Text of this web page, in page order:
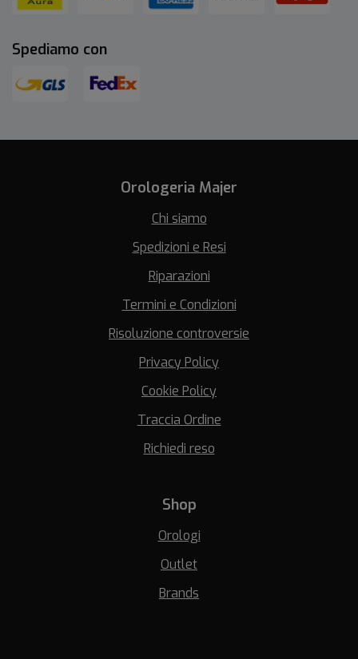
Spediamo con
Orologeria Majer
Chi siamo
Spedizioni e Resi
Riparazioni
Termini e Condizioni
Risoluzione controversie
Privacy Policy
Cookie Policy
Traccia Ordine
Richiedi reso
Shop
Orologi
Outlet
Brands